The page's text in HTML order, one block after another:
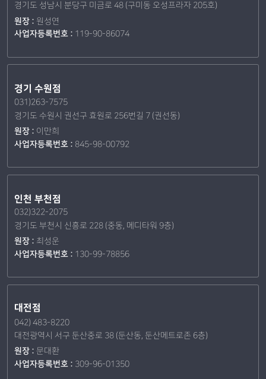
경기도 성남시 분당구 미금로 48 (구미동 오성프라자 205호)
원장 : 원성연
사업자등록번호 : 119-90-86074
경기 수원점
031)263-7575
경기도 수원시 권선구 효원로 256번길 7 (권선동)
원장 : 이만희
사업자등록번호 : 845-98-00792
인천 부천점
032)322-2075
경기도 부천시 신흥로 228 (중동, 메디타워 9층)
원장 : 최성운
사업자등록번호 : 130-99-78856
대전점
042) 483-8220
대전광역시 서구 둔산중로 38 (둔산동, 둔산메트로존 6층)
원장 : 문대환
사업자등록번호 : 309-96-01350